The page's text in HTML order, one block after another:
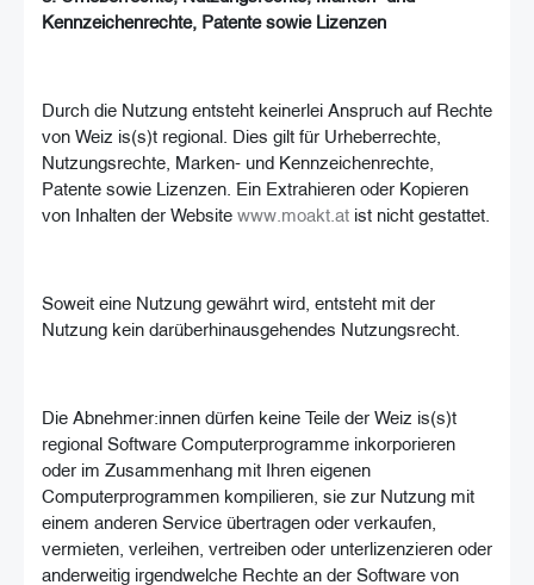
Kennzeichenrechte, Patente sowie Lizenzen
Durch die Nutzung entsteht keinerlei Anspruch auf Rechte
von Weiz is(s)t regional. Dies gilt für Urheberrechte,
Nutzungsrechte, Marken- und Kennzeichenrechte,
Patente sowie Lizenzen. Ein Extrahieren oder Kopieren
von Inhalten der Website www.moakt.at ist nicht gestattet.
Soweit eine Nutzung gewährt wird, entsteht mit der
Nutzung kein darüberhinausgehendes Nutzungsrecht.
Die Abnehmer:innen dürfen keine Teile der Weiz is(s)t
regional Software Computerprogramme inkorporieren
oder im Zusammenhang mit Ihren eigenen
Computerprogrammen kompilieren, sie zur Nutzung mit
einem anderen Service übertragen oder verkaufen,
vermieten, verleihen, vertreiben oder unterlizenzieren oder
anderweitig irgendwelche Rechte an der Software von